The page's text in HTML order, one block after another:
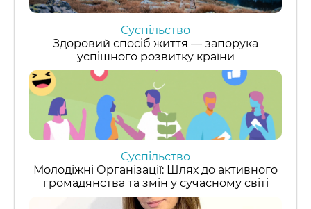
Суспільство
Здоровий спосіб життя — запорука
успішного розвитку країни
Суспільство
Молодіжні Організації: Шлях до активного
громадянства та змін у сучасному світі